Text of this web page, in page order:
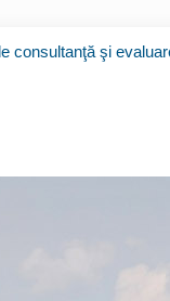
consultanţă şi